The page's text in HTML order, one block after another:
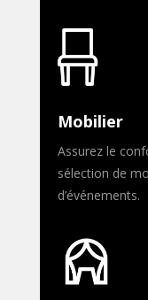
Mobilier
Assurez le
sélection de
d’événements.